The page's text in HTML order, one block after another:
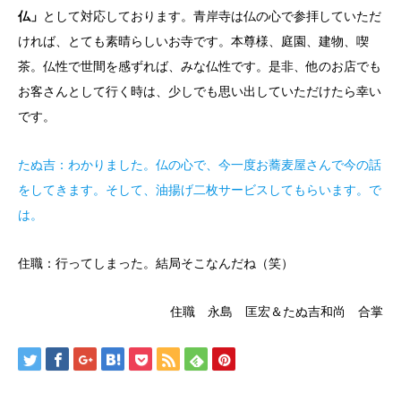
仏」 として対応しております。青岸寺は仏の心で参拝していただ
ければ、とても素晴らしいお寺です。本尊様、庭園、建物、喫
茶。仏性で世間を感ずれば、みな仏性です。是非、他のお店でも
お客さんとして行く時は、少しでも思い出していただけたら幸い
です。
たぬ吉：わかりました。仏の心で、今一度お蕎麦屋さんで今の話
をしてきます。そして、油揚げ二枚サービスしてもらいます。で
は。
住職：行ってしまった。結局そこなんだね（笑）
住職 永島 匡宏＆たぬ吉和尚 合掌